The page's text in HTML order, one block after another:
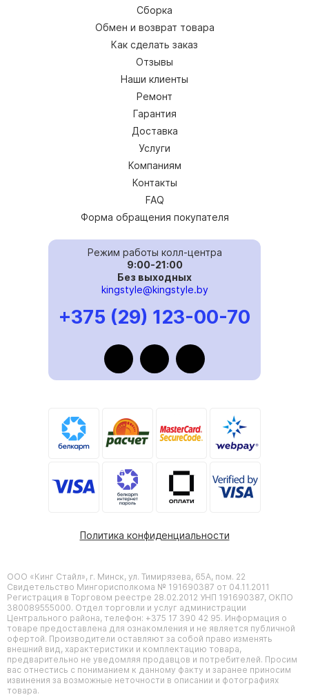
Сборка
Обмен и возврат товара
Как сделать заказ
Отзывы
Наши клиенты
Ремонт
Гарантия
Доставка
Услуги
Компаниям
Контакты
FAQ
Форма обращения покупателя
Режим работы колл-центра
9:00-21:00
Без выходных
kingstyle@kingstyle.by
+375 (29) 123-00-70
Политика конфиденциальности
ООО «Кинг Стайл», г. Минск, ул. Тимирязева, 65А, пом. 22
Свидетельство Мингорисполкома № 191690387 от 04.11.2011
Регистрация в Торговом реестре 28.02.2012 УНП 191690387, ОКПО
380089555000. Отдел торговли и услуг администрации
Центрального района, телефон: +375 17 390 42 95. Информация о
товаре предоставлена для ознакомления и не является публичной
офертой. Производители оставляют за собой право изменять
внешний вид, характеристики и комплектацию товара,
предварительно не уведомляя продавцов и потребителей. Просим
вас отнестись с пониманием к данному факту и заранее приносим
извинения за возможные неточности в описании и фотографиях
товара.